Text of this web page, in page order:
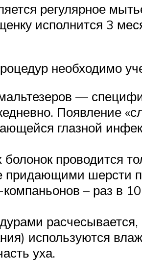
регулярное
исполнится 3
необходимо
—
Появление
глазной
болонок проводится
шерсти
– раз в
используются
уха.